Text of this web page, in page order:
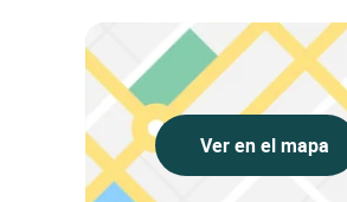
Ver en el mapa